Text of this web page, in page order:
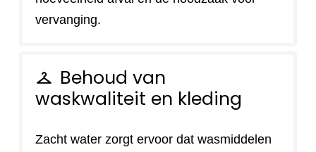
vervanging.
checkroom Behoud van
waskwaliteit en kleding
Zacht water zorgt ervoor dat wasmiddelen